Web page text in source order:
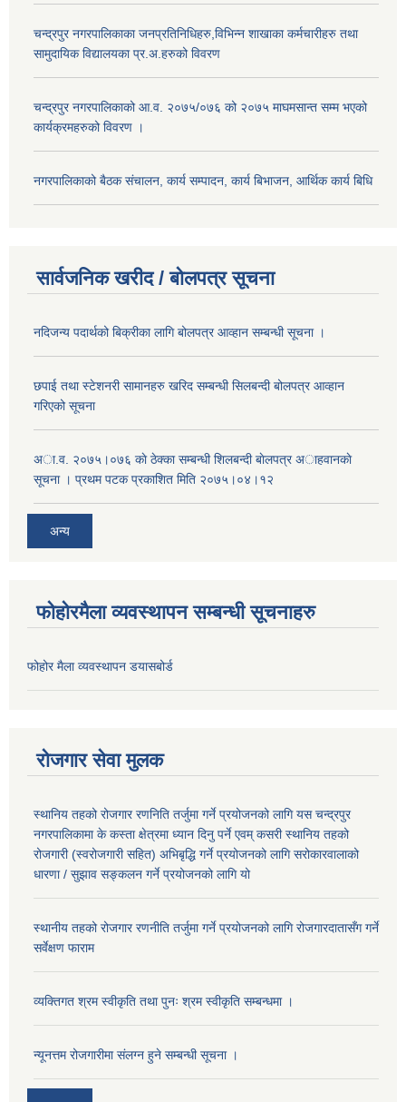
चन्द्रपुर नगरपालिकाका जनप्रतिनिधिहरु,विभिन्न शाखाका कर्मचारीहरु तथा
सामुदायिक विद्यालयका प्र.अ.हरुको विवरण
चन्द्रपुर नगरपालिकाको आ.व. २०७५/०७६ को २०७५ माघमसान्त सम्म भएको
कार्यक्रमहरुको विवरण ।
नगरपालिकाको बैठक संचालन, कार्य सम्पादन, कार्य बिभाजन, आर्थिक कार्य बिधि
सार्वजनिक खरीद / बोलपत्र सूचना
नदिजन्य पदार्थको बिक्रीका लागि बोलपत्र आव्हान सम्बन्धी सूचना ।
छपाई तथा स्टेशनरी सामानहरु खरिद सम्बन्धी सिलबन्दी बोलपत्र आव्हान
गरिएको सूचना
अा.व. २०७५।०७६ काे ठेक्का सम्बन्धी शिलबन्दी बाेलपत्र अाहवानकाे
सूचना । प्रथम पटक प्रकाशित मिति २०७५।०४।१२
अन्य
फोहोरमैला व्यवस्थापन सम्बन्धी सूचनाहरु
फोहोर मैला व्यवस्थापन डयासबोर्ड
रोजगार सेवा मुलक
स्थानिय तहको रोजगार रणनिति तर्जुमा गर्ने प्रयोजनको लागि यस चन्द्रपुर
नगरपालिकामा के कस्ता क्षेत्रमा ध्यान दिनु पर्ने एवम् कसरी स्थानिय तहको
रोजगारी (स्वरोजगारी सहित) अभिबृद्धि गर्ने प्रयोजनको लागि सरोकारवालाको
धारणा / सुझाव सङ्कलन गर्ने प्रयोजनको लागि यो
स्थानीय तहको रोजगार रणनीति तर्जुमा गर्ने प्रयोजनको लागि रोजगारदातासँग गर्ने
सर्वेक्षण फाराम
व्यक्तिगत श्रम स्वीकृति तथा पुनः श्रम स्वीकृति सम्बन्धमा ।
न्यूनत्तम रोजगारीमा संलग्न हुने सम्बन्धी सूचना ।